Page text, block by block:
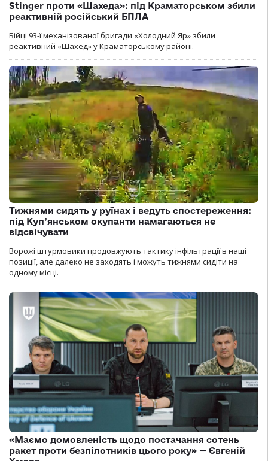
Stinger проти «Шахеда»: під Краматорськом збили
реактивній російський БПЛА
Бійці 93-ї механізованої бригади «Холодний Яр» збили
реактивний «Шахед» у Краматорському районі.
Тижнями сидять у руїнах і ведуть спостереження:
під Куп’янськом окупанти намагаються не
відсвічувати
Ворожі штурмовики продовжують тактику інфільтрації в наші
позиції, але далеко не заходять і можуть тижнями сидіти на
одному місці.
«Маємо домовленість щодо постачання сотень
ракет проти безпілотників цього року» — Євгеній